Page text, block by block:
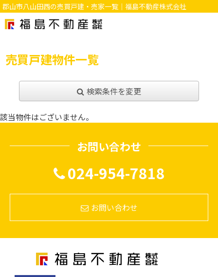
郡山市八山田西の売買戸建・売家一覧｜福島不動産株式会社
売買戸建物件一覧
検索条件を変更
該当物件はございません。
お問い合わせ
024-954-7818
お問い合わせ